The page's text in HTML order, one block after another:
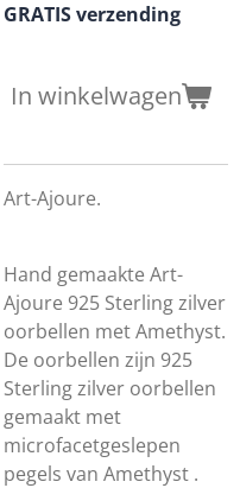
GRATIS verzending
In winkelwagen
Art-Ajoure.
Hand gemaakte Art-
Ajoure 925 Sterling zilver
oorbellen met Amethyst.
De oorbellen zijn 925
Sterling zilver oorbellen
gemaakt met
microfacetgeslepen
pegels van Amethyst .